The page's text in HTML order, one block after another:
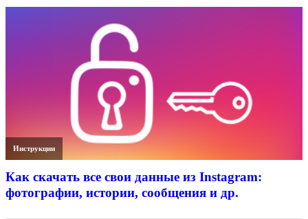
Инструкции
Как скачать все свои данные из Instagram:
фотографии, истории, сообщения и др.